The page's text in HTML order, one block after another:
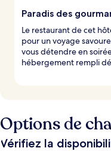
Paradis des
Le restaurant de cet
pour un voyage
vous détendre en
hébergement rempli
Options de
Vérifiez la